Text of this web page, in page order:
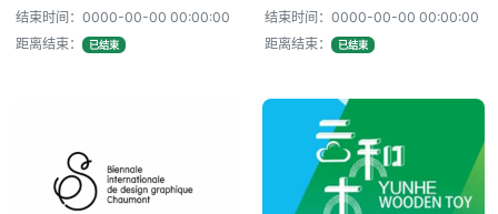
名单
结束时间：0000-00-00 00:00:00
距离结束：
已结束
结束时间：0000-00-00 00:00:00
距离结束：
已结束